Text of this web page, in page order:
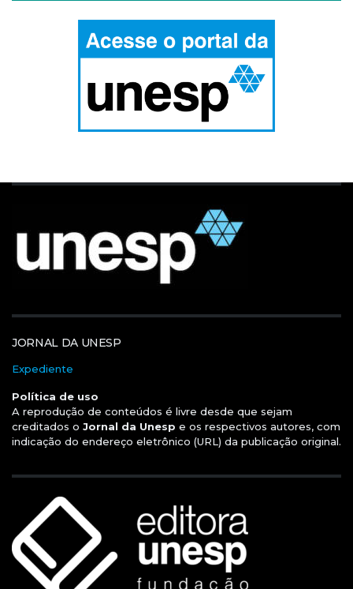
JORNAL DA UNESP
Expediente
Política de uso
A reprodução de conteúdos é livre desde que sejam
creditados o Jornal da Unesp e os respectivos autores, com
indicação do endereço eletrônico (URL) da publicação original.